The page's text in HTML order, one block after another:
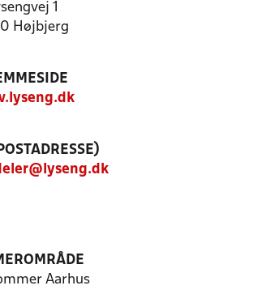
1
Højbjerg
Aarhus